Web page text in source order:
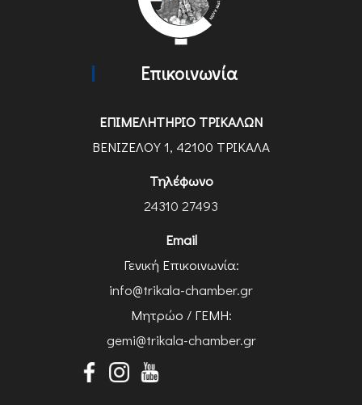
Επικοινωνία
ΕΠΙΜΕΛΗΤΗΡΙΟ ΤΡΙΚΑΛΩΝ
ΒΕΝΙΖΕΛΟΥ 1, 42100 ΤΡΙΚΑΛΑ
Τηλέφωνο
24310 27493
Email
Γενική Επικοινωνία:
info@trikala-chamber.gr
Μητρώο / ΓΕΜΗ:
gemi@trikala-chamber.gr